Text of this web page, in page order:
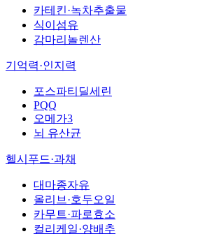
카테킨·녹차추출물
식이섬유
감마리놀렌산
기억력·인지력
포스파티딜세린
PQQ
오메가3
뇌 유산균
헬시푸드·과채
대마종자유
올리브·호두오일
카무트·파로효소
컬리케일·양배추